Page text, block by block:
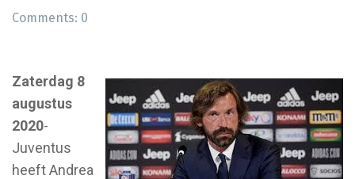
Comments: 0
Zaterdag 8
augustus
2020-
Juventus
heeft Andrea